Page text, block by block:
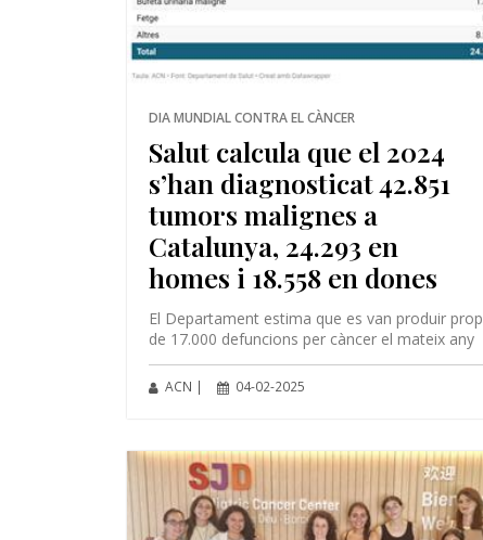
DIA MUNDIAL CONTRA EL CÀNCER
Salut calcula que el 2024
s’han diagnosticat 42.851
tumors malignes a
Catalunya, 24.293 en
homes i 18.558 en dones
El Departament estima que es van produir prop
de 17.000 defuncions per càncer el mateix any
ACN | 04-02-2025